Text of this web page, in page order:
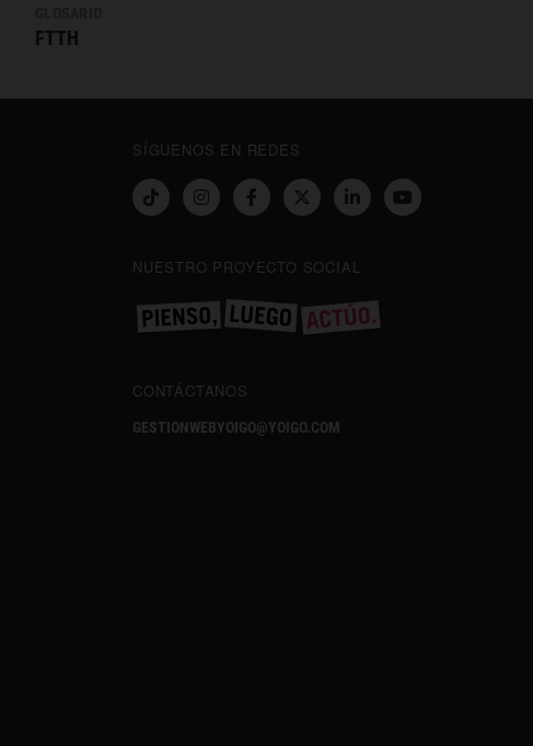
FTTH
SÍGUENOS EN REDES
NUESTRO PROYECTO SOCIAL
CONTÁCTANOS
GESTIONWEBYOIGO@YOIGO.COM